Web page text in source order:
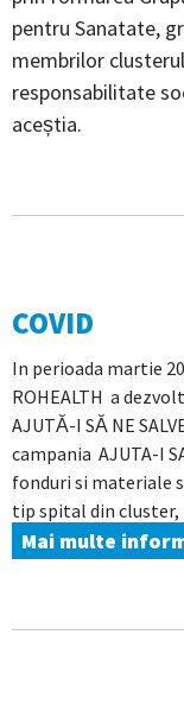
pentru Sanatate,
membrilor
responsabilitate
aceștia.
COVID
In perioada martie
ROHEALTH a
AJUTĂ-I SĂ NE
campania AJUTA-I
fonduri si materiale
tip spital din cluster,
Mai multe